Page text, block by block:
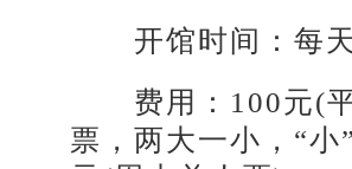
开馆时间：每天
费用：100元(平
票，两大一小，“